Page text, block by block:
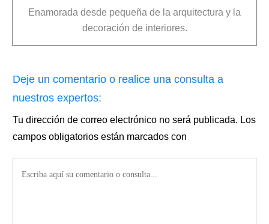
Enamorada desde pequeña de la arquitectura y la
decoración de interiores.
Deje un comentario o realice una consulta a
nuestros expertos:
Tu dirección de correo electrónico no será publicada. Los
campos obligatorios están marcados con